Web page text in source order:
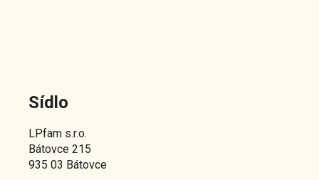
Sídlo
LPfam s.r.o.
Bátovce 215
935 03 Bátovce